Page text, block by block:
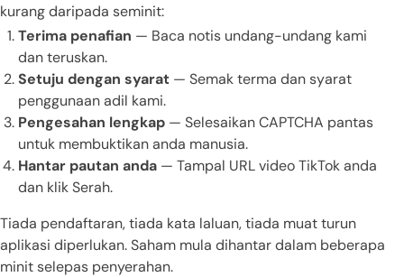
kurang daripada seminit:
Terima penafian — Baca notis undang-undang kami
dan teruskan.
Setuju dengan syarat — Semak terma dan syarat
penggunaan adil kami.
Pengesahan lengkap — Selesaikan CAPTCHA pantas
untuk membuktikan anda manusia.
Hantar pautan anda — Tampal URL video TikTok anda
dan klik Serah.
Tiada pendaftaran, tiada kata laluan, tiada muat turun
aplikasi diperlukan. Saham mula dihantar dalam beberapa
minit selepas penyerahan.